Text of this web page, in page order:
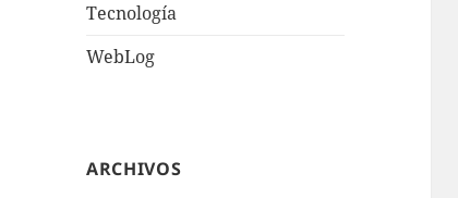
Tecnologí­a
WebLog
ARCHIVOS